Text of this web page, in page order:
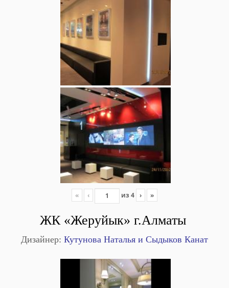
« ‹ из 4 › »
ЖК «Жеруйык» г.Алматы
Дизайнер: Кутунова Наталья и Сыдыков Канат